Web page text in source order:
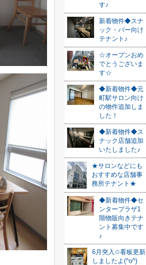
す♪
新着物件◆スナ
ック・バー向け
テナント♪
☆オープンおめ
でとうございま
す☆
◆新着物件◆元
町駅サロン向け
の物件追加しま
した！
◆新着物件◆ス
ナック店舗追加
いたしました♪
★サロンなどにも
おすすめな店舗事
務所テナント★
◆新着物件◆セ
ンタープラザ1
階物販向きテナ
ント募集中です
♪
6月突入✩看板更新
しましたよ(^o^)